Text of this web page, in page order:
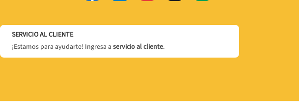
SERVICIO AL CLIENTE
¡Estamos para ayudarte! Ingresa a servicio al cliente.